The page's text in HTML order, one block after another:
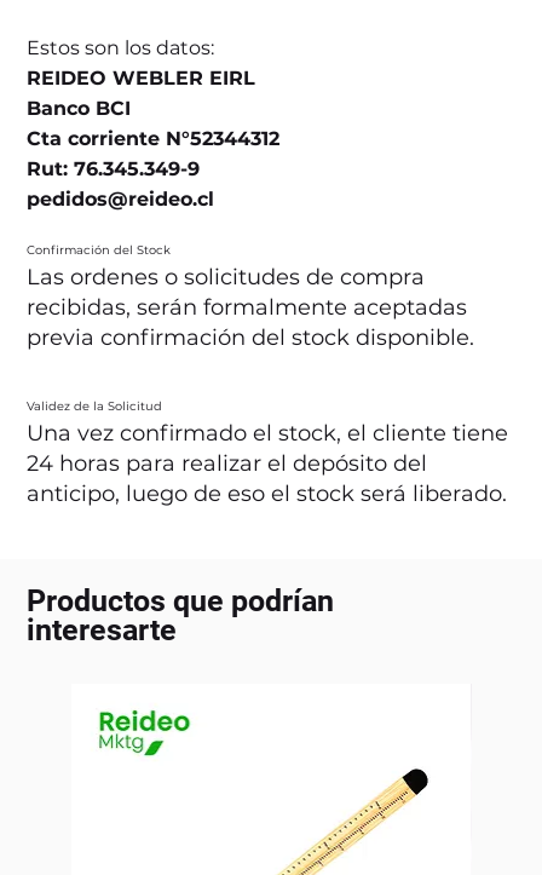
Estos son los datos:
REIDEO WEBLER EIRL
Banco BCI
Cta corriente N°52344312
Rut: 76.345.349-9
pedidos@reideo.cl
Confirmación del Stock
Las ordenes o solicitudes de compra
recibidas, serán formalmente aceptadas
previa confirmación del stock disponible.
Validez de la Solicitud
Una vez confirmado el stock, el cliente tiene
24 horas para realizar el depósito del
anticipo, luego de eso el stock será liberado.
Productos que podrían
interesarte